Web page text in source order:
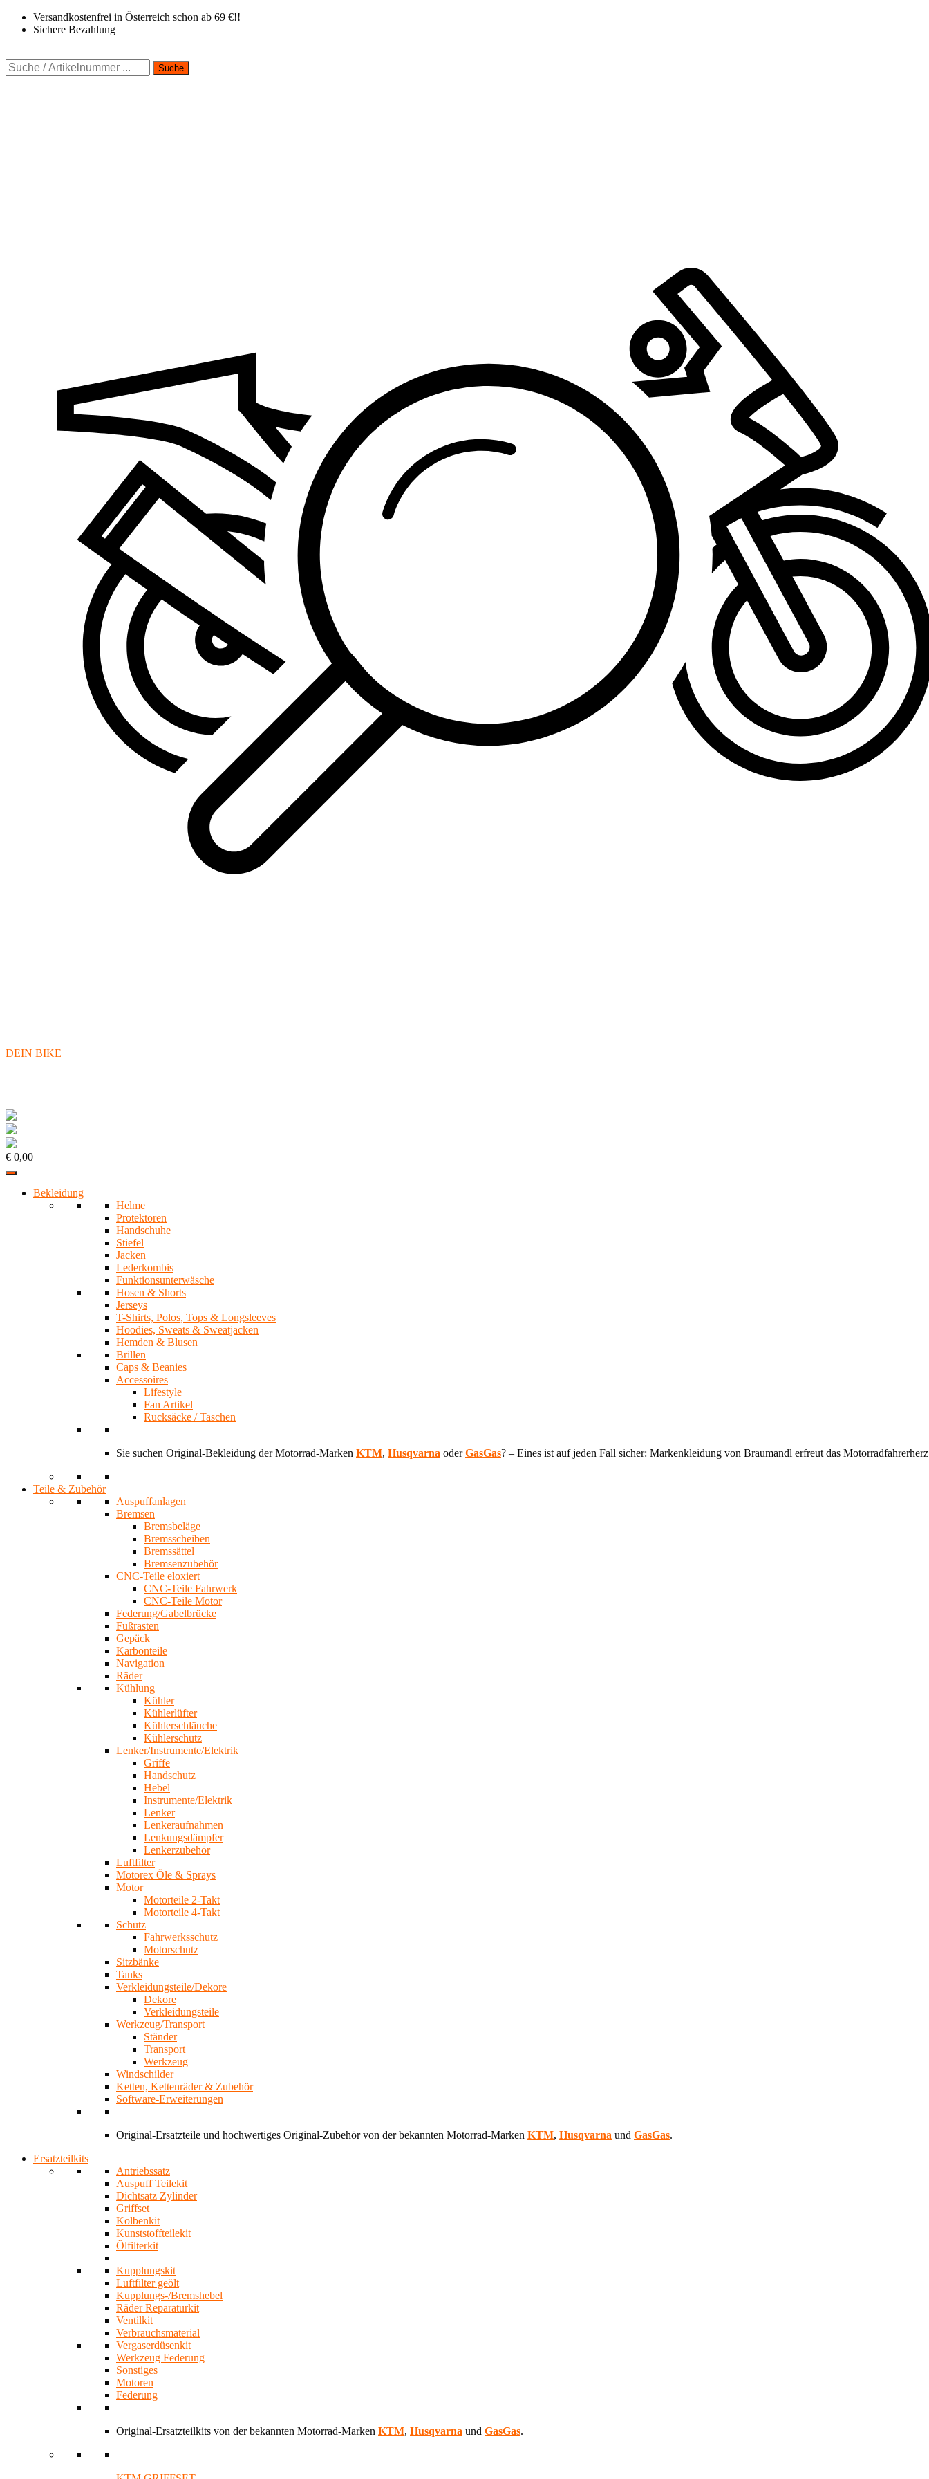
Zum
Inhalt
Versandkostenfrei in Österreich schon ab 69 €!!
Sichere Bezahlung
Suche
DEIN BIKE
€ 0,00
Bekleidung
Helme
Protektoren
Handschuhe
Stiefel
Jacken
Lederkombis
Funktionsunterwäsche
Hosen & Shorts
Jerseys
T-Shirts, Polos, Tops & Longsleeves
Hoodies, Sweats & Sweatjacken
Hemden & Blusen
Brillen
Caps & Beanies
Accessoires
Lifestyle
Fan Artikel
Rucksäcke / Taschen
Sie suchen Original-Bekleidung der Motorrad-Marken KTM, Husqvarna oderGasGas? – Eines ist auf jeden Fall sicher: Markenkleidung von Braumandl erfreut das
Teile & Zubehör
Auspuffanlagen
Bremsen
Bremsbeläge
Bremsscheiben
Bremssättel
Bremsenzubehör
CNC-Teile eloxiert
CNC-Teile Fahrwerk
CNC-Teile Motor
Federung/Gabelbrücke
Fußrasten
Gepäck
Karbonteile
Navigation
Räder
Kühlung
Kühler
Kühlerlüfter
Kühlerschläuche
Kühlerschutz
Lenker/Instrumente/Elektrik
Griffe
Handschutz
Hebel
Instrumente/Elektrik
Lenker
Lenkeraufnahmen
Lenkungsdämpfer
Lenkerzubehör
Luftfilter
Motorex Öle & Sprays
Motor
Motorteile 2-Takt
Motorteile 4-Takt
Schutz
Fahrwerksschutz
Motorschutz
Sitzbänke
Tanks
Verkleidungsteile/Dekore
Dekore
Verkleidungsteile
Werkzeug/Transport
Ständer
Transport
Werkzeug
Windschilder
Ketten, Kettenräder & Zubehör
Software-Erweiterungen
Original-Ersatzteile und hochwertiges Original-Zubehör von der bekannten Motorrad-Marken KTM, Husqvarna und GasGas.
Ersatzteilkits
Antriebssatz
Auspuff Teilekit
Dichtsatz Zylinder
Griffset
Kolbenkit
Kunststoffteilekit
Ölfilterkit
Kupplungskit
Luftfilter geölt
Kupplungs-/Bremshebel
Räder Reparaturkit
Ventilkit
Verbrauchsmaterial
Vergaserdüsenkit
Werkzeug Federung
Sonstiges
Motoren
Federung
Original-Ersatzteilkits von der bekannten Motorrad-Marken KTM, Husqvarna und GasGas.